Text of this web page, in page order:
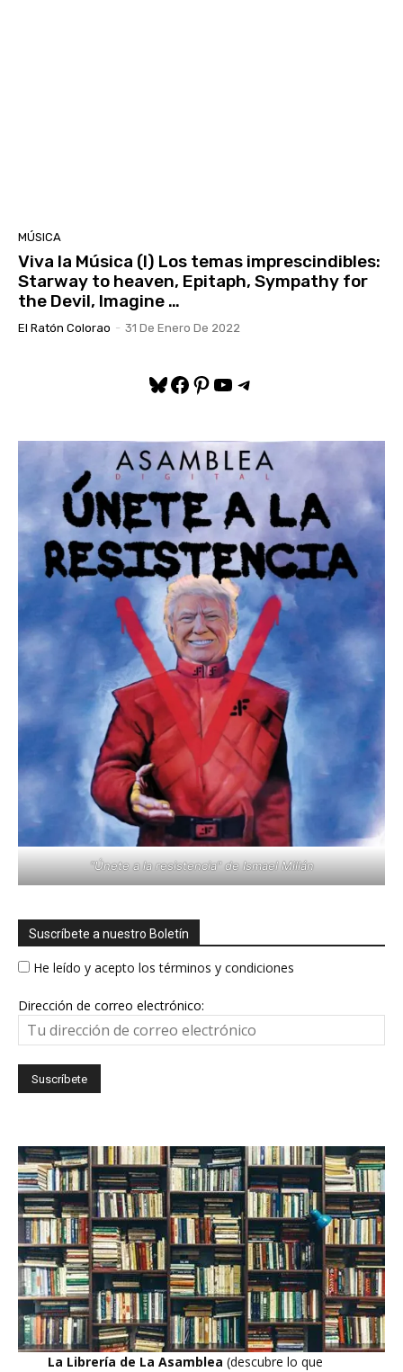
MÚSICA
Viva la Música (I) Los temas imprescindibles:
Starway to heaven, Epitaph, Sympathy for
the Devil, Imagine …
El Ratón Colorao - 31 De Enero De 2022
Bluesky
Facebook
Pinterest
YouTube
Telegram
"Únete a la resistencia" de Ismael Millán
Suscríbete a nuestro Boletín
He leído y acepto los términos y condiciones
Dirección de correo electrónico:
La Librería de La Asamblea (descubre lo que